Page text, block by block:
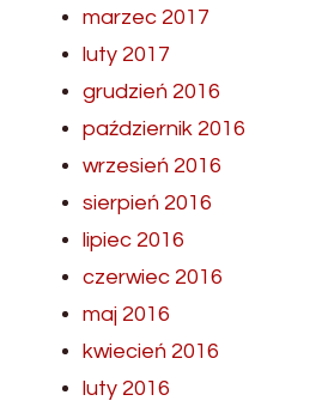
marzec 2017
luty 2017
grudzień 2016
październik 2016
wrzesień 2016
sierpień 2016
lipiec 2016
czerwiec 2016
maj 2016
kwiecień 2016
luty 2016